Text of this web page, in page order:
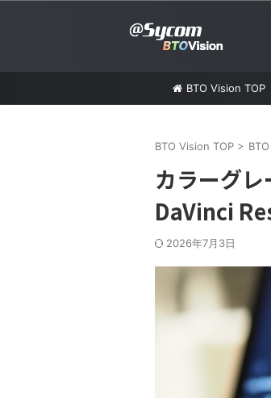
BTO Vision TOP
BTO Vision TOP > BTO
カラーグ
DaVinci
2026年7月3日